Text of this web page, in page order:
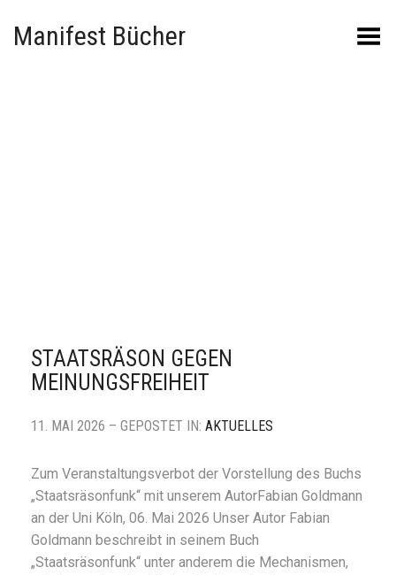
Manifest Bücher Menü umschalten
STAATSRÄSON GEGEN
MEINUNGSFREIHEIT
11. MAI 2026 – GEPOSTET IN: AKTUELLES
Zum Veranstaltungsverbot der Vorstellung des Buchs
„Staatsräsonfunk“ mit unserem AutorFabian Goldmann
an der Uni Köln, 06. Mai 2026 Unser Autor Fabian
Goldmann beschreibt in seinem Buch
„Staatsräsonfunk“ unter anderem die Mechanismen,